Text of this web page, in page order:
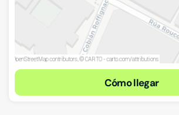
Cómo llegar